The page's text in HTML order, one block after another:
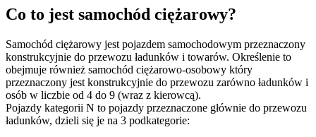
Co to jest samochód ciężarowy?
Samochód ciężarowy jest pojazdem samochodowym przeznaczony
konstrukcyjnie do przewozu ładunków i towarów. Określenie to
obejmuje również samochód ciężarowo-osobowy który
przeznaczony jest konstrukcyjnie do przewozu zarówno ładunków i
osób w liczbie od 4 do 9 (wraz z kierowcą).
Pojazdy kategorii N to pojazdy przeznaczone głównie do przewozu
ładunków, dzieli się je na 3 podkategorie: